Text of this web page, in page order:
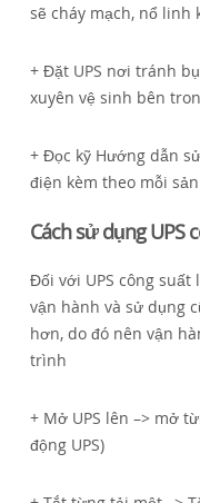
sẽ cháy mạch, nổ linh
+ Đặt UPS nơi tránh
xuyên vệ sinh bên
+ Đọc kỹ Hướng dẫn
điện kèm theo mỗi
Cách sử dụng UPS
Đối với UPS công suất
vận hành và sử dụng
hơn, do đó nên vận
trình
+ Mở UPS lên –> mở
động UPS)